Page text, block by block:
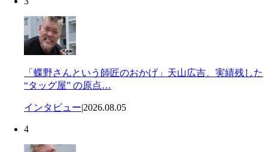
「蝶野さんという師匠のおかげ」天山広吉、実績残した
“タッグ屋” の原点…
インタビュー|2026.08.05
4